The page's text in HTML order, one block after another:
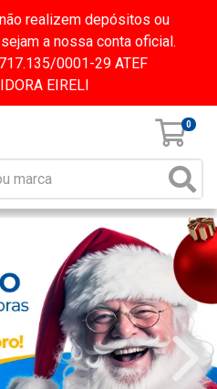
realizem depósitos ou
a nossa conta oficial.
0001-29 ATEF
EIRELI
0